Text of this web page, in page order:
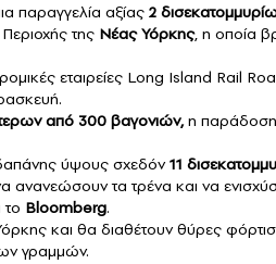
παραγγελία αξίας2
της Νέας Υόρκης, η οποία
εταιρείες Long Island Rail
από 300 βαγονιών,η παράδοση
ύψους σχεδόν11
ανανεώσουν τα τρένα και να
Bloomberg.
και θα διαθέτουν θύρες
γραμμών.